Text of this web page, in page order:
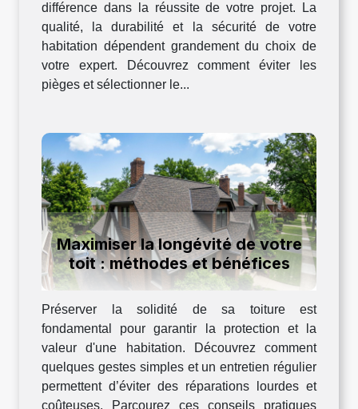
différence dans la réussite de votre projet. La
qualité, la durabilité et la sécurité de votre
habitation dépendent grandement du choix de
votre expert. Découvrez comment éviter les
pièges et sélectionner le...
Maximiser la longévité de votre
toit : méthodes et bénéfices
Préserver la solidité de sa toiture est
fondamental pour garantir la protection et la
valeur d'une habitation. Découvrez comment
quelques gestes simples et un entretien régulier
permettent d’éviter des réparations lourdes et
coûteuses. Parcourez ces conseils pratiques